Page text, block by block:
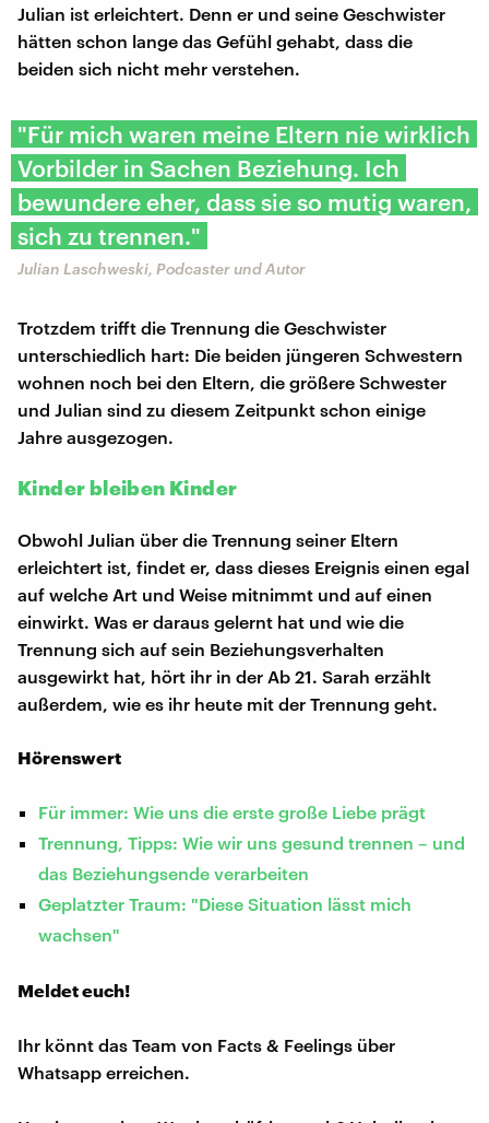
Julian ist erleichtert. Denn er und seine Geschwister
hätten schon lange das Gefühl gehabt, dass die
beiden sich nicht mehr verstehen.
"Für mich waren meine Eltern nie wirklich
Vorbilder in Sachen Beziehung. Ich
bewundere eher, dass sie so mutig waren,
sich zu trennen."
Julian Laschweski, Podcaster und Autor
Trotzdem trifft die Trennung die Geschwister
unterschiedlich hart: Die beiden jüngeren Schwestern
wohnen noch bei den Eltern, die größere Schwester
und Julian sind zu diesem Zeitpunkt schon einige
Jahre ausgezogen.
Kinder bleiben Kinder
Obwohl Julian über die Trennung seiner Eltern
erleichtert ist, findet er, dass dieses Ereignis einen egal
auf welche Art und Weise mitnimmt und auf einen
einwirkt. Was er daraus gelernt hat und wie die
Trennung sich auf sein Beziehungsverhalten
ausgewirkt hat, hört ihr in der Ab 21. Sarah erzählt
außerdem, wie es ihr heute mit der Trennung geht.
Hörenswert
Für immer: Wie uns die erste große Liebe prägt
Trennung, Tipps: Wie wir uns gesund trennen – und
das Beziehungsende verarbeiten
Geplatzter Traum: "Diese Situation lässt mich
wachsen"
Meldet euch!
Ihr könnt das Team von Facts & Feelings über
Whatsapp erreichen.